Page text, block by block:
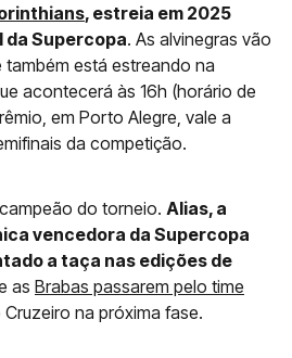
, estreia em 2025
da Supercopa. As alvinegras vão
está estreando na
acontecerá às 16h (horário de
em Porto Alegre, vale a
da competição.
do torneio. Alias, a
vencedora da Supercopa
a taça nas edições de
as Brabas passarem pelo time
na próxima fase.